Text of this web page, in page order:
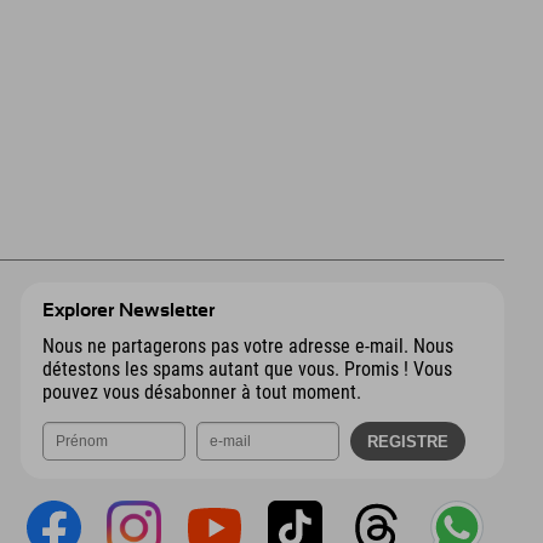
Explorer Newsletter
Nous ne partagerons pas votre adresse e-mail. Nous
détestons les spams autant que vous. Promis ! Vous
pouvez vous désabonner à tout moment.